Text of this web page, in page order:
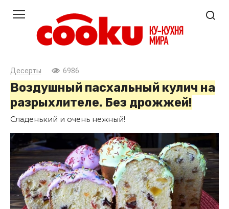
контенту
Десерты 6986
Воздушный пасхальный кулич на
разрыхлителе. Без дрожжей!
Сладенький и очень нежный!